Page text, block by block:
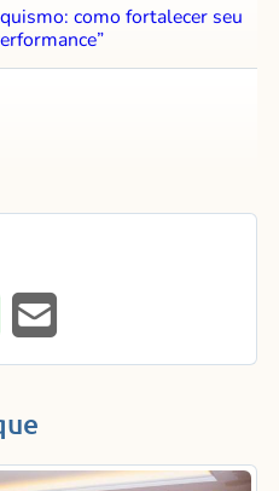
como fortalecer seu